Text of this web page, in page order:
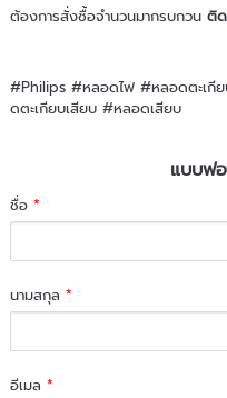
ต้องการสั่งซื้อจำนวนมากรบกวนติ
#Philips #หลอดไฟ #หลอดตะเกี
ดตะเกียบเสียบ #หลอดเสียบ
แบบฟ
ชื่อ*
นามสกุล*
อีเมล*